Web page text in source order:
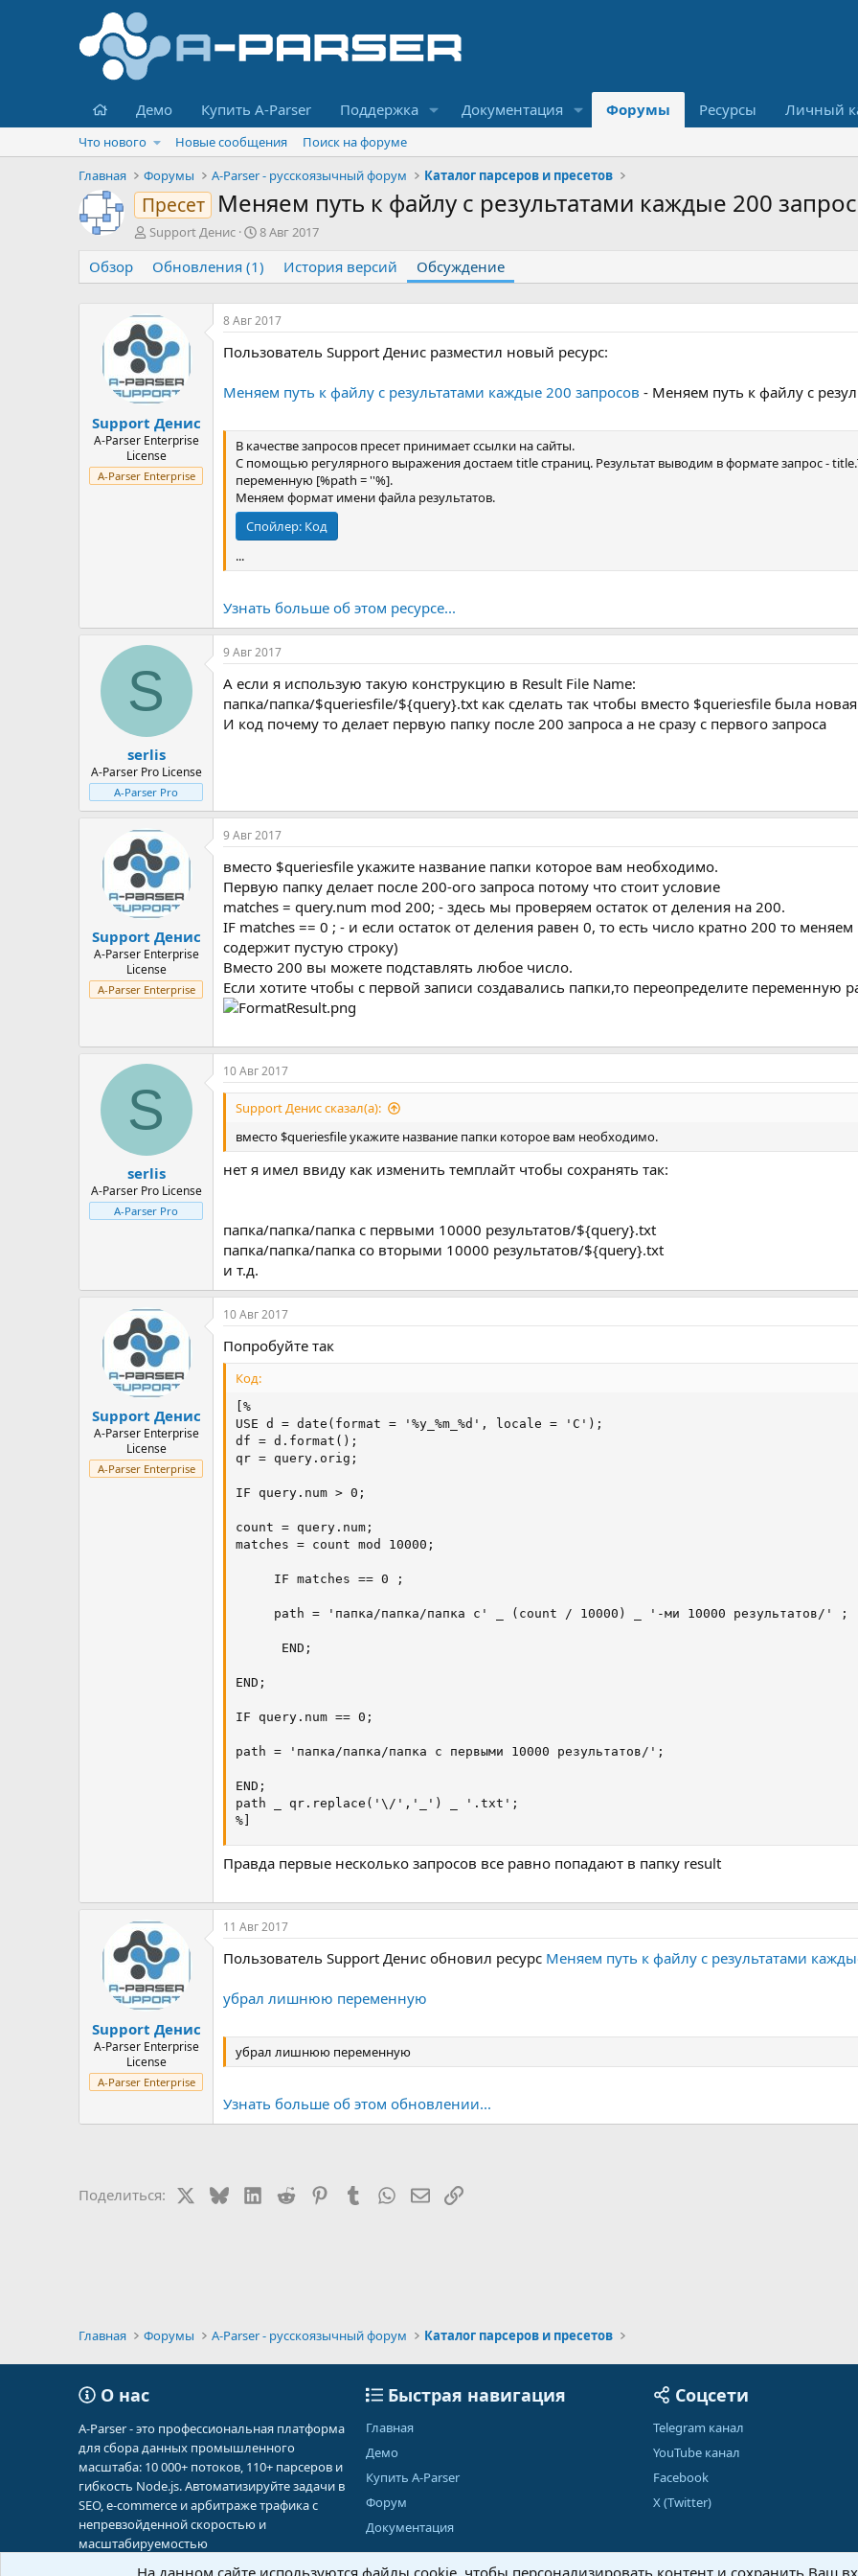
Главная
Демо Купить A-Parser Поддержка Документация Форумы Ресурсы Личный
Что нового Новые сообщения
Поиск на форуме
Главная
Форумы A-Parser - русскоязычный форум Каталог парсеров и пресетов
Пресет Меняем путь к файлу с результатами каждые 200
А
т
о
т
е
м
ы
Support Денис
Д
т
а
н
а
ч
а
а
8 Авг 2017
Обзор Обновления (1) История версий Обсуждение
Support Денис
A-Parser Enterprise
License
A-Parser Enterprise
8 Авг 2017
Пользователь Support Денис разместил новый ресурс:
Меняем путь к файлу с результатами каждые 200 запросов - Меняем путь к файлу с
В качестве запросов пресет принимает ссылки на сайты.
С помощью регулярного выражения достаем title страниц. Результат выводим в формате запрос -
переменную [%path = ''%].
Меняем формат имени файла результатов.
Спойлер: Код
...
Узнать больше об этом ресурсе...
S
serlis
A-Parser Pro License
A-Parser Pro
9 Авг 2017
А если я использую такую конструкцию в Result File Name:
папка/папка/$queriesfile/${query}.txt как сделать так чтобы вместо $queriesfile была
И код почему то делает первую папку после 200 запроса а не сразу с первого запроса
Support Денис
A-Parser Enterprise
License
A-Parser Enterprise
9 Авг 2017
вместо $queriesfile укажите название папки которое вам необходимо.
Первую папку делает после 200-ого запроса потому что стоит условие
matches = query.num mod 200; - здесь мы проверяем остаток от деления на 200.
IF matches == 0 ; - и если остаток от деления равен 0, то есть число кратно 200 то
содержит пустую строку)
Вместо 200 вы можете подставлять любое число.
Если хотите чтобы с первой записи создавались папки,то переопределите переменную
S
serlis
A-Parser Pro License
A-Parser Pro
10 Авг 2017
Support Денис сказал(а):
вместо $queriesfile укажите название папки которое вам необходимо.
нет я имел ввиду как изменить темплайт чтобы сохранять так:
папка/папка/папка с первыми 10000 результатов/${query}.txt
папка/папка/папка со вторыми 10000 результатов/${query}.txt
и т.д.
Support Денис
A-Parser Enterprise
License
A-Parser Enterprise
10 Авг 2017
Попробуйте так
Код:
[%
USE d = date(format = '%y_%m_%d', locale = 'C');
df = d.format();
qr = query.orig;
IF query.num > 0;
count = query.num;
matches = count mod 10000;
     IF matches == 0 ;
     path = 'папка/папка/папка с' _ (count / 10000) _ '-ми 10000 результатов/' ;
      END;
END;
IF query.num == 0;
path = 'папка/папка/папка с первыми 10000 результатов/';
END;
path _ qr.replace('\/','_') _ '.txt';
%]
Правда первые несколько запросов все равно попадают в папку result
Support Денис
A-Parser Enterprise
License
A-Parser Enterprise
11 Авг 2017
Пользователь Support Денис обновил ресурс Меняем путь к файлу с результатами
убрал лишнюю переменную
убрал лишнюю переменную
Узнать больше об этом обновлении...
Поделиться: BlueskyLinkedIn
Reddit PinterestTumblrWhatsAppЭлектронная почта
Ссылка
Главная Форумы A-Parser - русскоязычный форум Каталог парсеров и пресетов
О нас
A-Parser - это профессиональная платформа
для сбора данных промышленного
масштаба: 10 000+ потоков, 110+ парсеров и
гибкость Node.js. Автоматизируйте задачи в
SEO, e-commerce и арбитраже трафика с
непревзойденной скоростью и
масштабируемостью
Быстрая навигация
Главная
Демо
Купить A-Parser
Форум
Документация
Соцсети
Telegram канал
YouTube канал
Facebook
X (Twitter)
На данном сайте используются файлы cookie, чтобы персонализировать контент и сохранить Ваш